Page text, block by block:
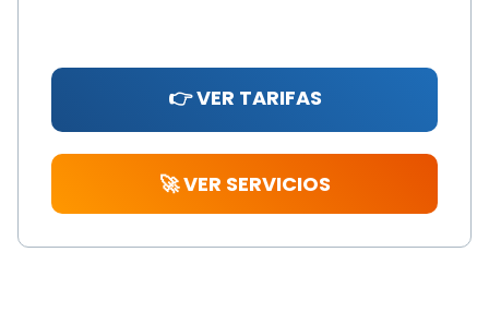
👉 VER TARIFAS
🚀 VER SERVICIOS